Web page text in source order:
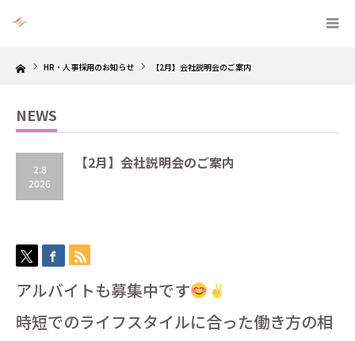
Home HR・人事採用のお知らせ 【2月】会社説明会のご案内
NEWS
2.8
2026
【2月】会社説明会のご案内
アルバイトも募集中です
時短でのライフスタイルに合った働き方の相